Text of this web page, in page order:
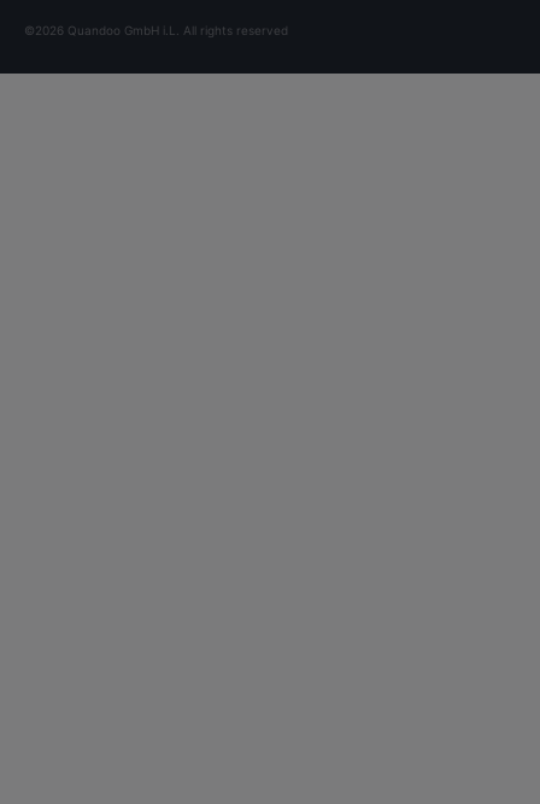
©2026 Quandoo GmbH i.L. All rights reserved